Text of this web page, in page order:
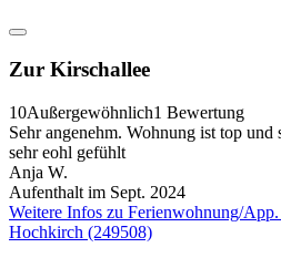
Zur Kirschallee
10Außergewöhnlich1 Bewertung
Sehr angenehm. Wohnung ist top und
sehr eohl gefühlt
Anja W.
Aufenthalt im Sept. 2024
Weitere Infos zu Ferienwohnung/
Hochkirch (249508)